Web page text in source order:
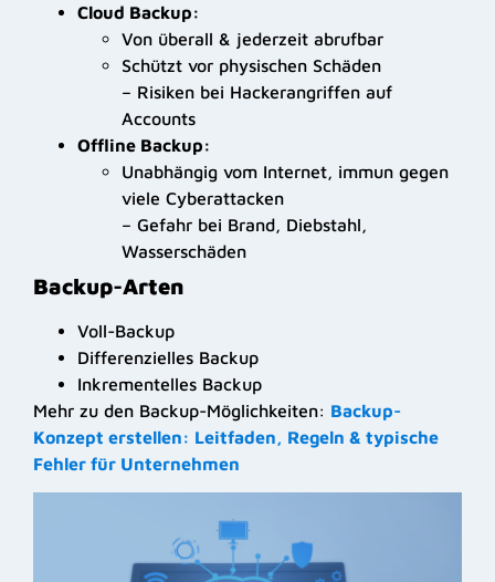
Cloud Backup:
Von überall & jederzeit abrufbar
Schützt vor physischen Schäden
– Risiken bei Hackerangriffen auf
Accounts
Offline Backup:
Unabhängig vom Internet, immun gegen
viele Cyberattacken
– Gefahr bei Brand, Diebstahl,
Wasserschäden
Backup-Arten
Voll-Backup
Differenzielles Backup
Inkrementelles Backup
Mehr zu den Backup-Möglichkeiten: Backup-
Konzept erstellen: Leitfaden, Regeln & typische
Fehler für Unternehmen